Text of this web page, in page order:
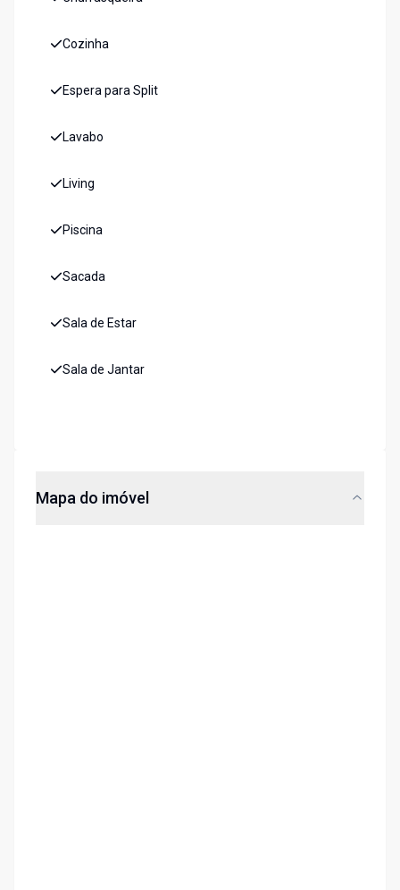
Cozinha
Espera para Split
Lavabo
Living
Piscina
Sacada
Sala de Estar
Sala de Jantar
Mapa do imóvel